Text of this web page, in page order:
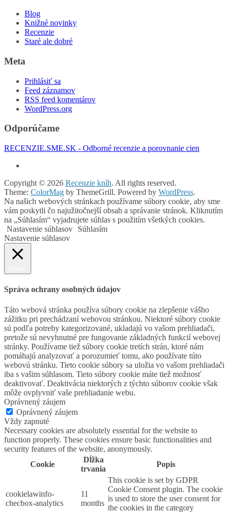
Blog
Knižné novinky
Recenzie
Staré ale dobré
Meta
Prihlásiť sa
Feed záznamov
RSS feed komentárov
WordPress.org
Odporúčame
RECENZIE.SME.SK - Odborné recenzie a porovnanie cien
Copyright © 2026 Recenzie kníh. All rights reserved.
Theme: ColorMag by ThemeGrill. Powered by WordPress.
Na našich webových stránkach používame súbory cookie, aby sme
vám poskytli čo najužitočnejší obsah a správanie stránok. Kliknutím
na „Súhlasím“ vyjadrujete súhlas s použitím všetkých cookies.
Nastavenie súhlasov
Súhlasím
Nastavenie súhlasov
Správa ochrany osobných údajov
Táto webová stránka používa súbory cookie na zlepšenie vášho
zážitku pri prechádzaní webovou stránkou. Niektoré súbory cookie
sú podľa potreby kategorizované, ukladajú vo vašom prehliadači,
pretože sú nevyhnutné pre fungovanie základných funkcií webovej
stránky. Používame tiež súbory cookie tretích strán, ktoré nám
pomáhajú analyzovať a porozumieť tomu, ako používate túto
webovú stránku. Tieto cookie súbory sa uložia vo vašom prehliadači
iba s vašim súhlasom. Tieto súbory cookie máte tiež možnosť
deaktivovať. Deaktivácia niektorých z týchto súborov cookie však
môže ovplyvniť vaše prehliadanie webu.
Oprávnený záujem
Oprávnený záujem
Vždy zapnuté
Necessary cookies are absolutely essential for the website to
function properly. These cookies ensure basic functionalities and
security features of the website, anonymously.
Cookie
Dĺžka
trvania
Popis
cookielawinfo-
checbox-analytics
11
months
This cookie is set by GDPR
Cookie Consent plugin. The cookie
is used to store the user consent for
the cookies in the category